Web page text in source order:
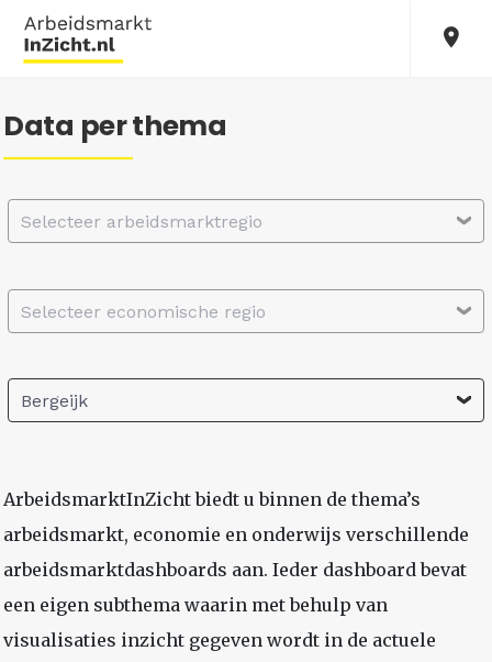
Data per thema
Selecteer arbeidsmarktregio
Selecteer economische regio
Bergeijk
ArbeidsmarktInZicht biedt u binnen de thema’s
arbeidsmarkt, economie en onderwijs verschillende
arbeidsmarktdashboards aan. Ieder dashboard bevat
een eigen subthema waarin met behulp van
visualisaties inzicht gegeven wordt in de actuele